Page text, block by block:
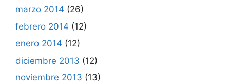
marzo 2014 (26)
febrero 2014 (12)
enero 2014 (12)
diciembre 2013 (12)
noviembre 2013 (13)